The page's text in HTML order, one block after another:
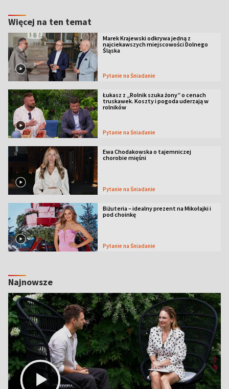
Więcej na ten temat
Marek Krajewski odkrywa jedną z
najciekawszych miejscowości Dolnego
Śląska
Pytanie na Śniadanie
Łukasz z „Rolnik szuka żony” o cenach
truskawek. Koszty i pogoda uderzają w
rolników
Pytanie na Śniadanie
Ewa Chodakowska o tajemniczej
chorobie mięśni
Pytanie na Śniadanie
Biżuteria – idealny prezent na Mikołajki i
pod choinkę
Pytanie na Śniadanie
Najnowsze